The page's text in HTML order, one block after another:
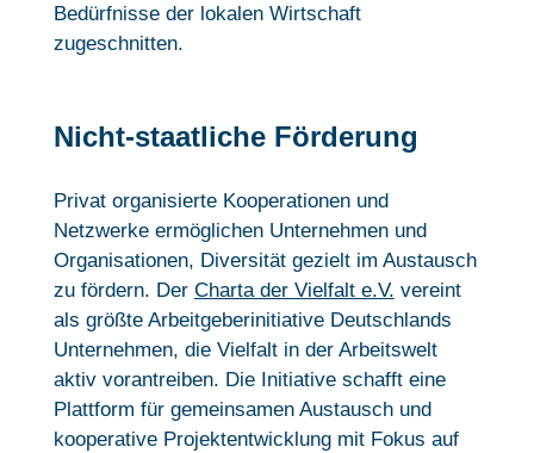
Bedürfnisse der lokalen Wirtschaft
zugeschnitten.
Nicht-staatliche Förderung
Privat organisierte Kooperationen und
Netzwerke ermöglichen Unternehmen und
Organisationen, Diversität gezielt im Austausch
zu fördern. Der Charta der Vielfalt e.V. vereint
als größte Arbeitgeberinitiative Deutschlands
Unternehmen, die Vielfalt in der Arbeitswelt
aktiv vorantreiben. Die Initiative schafft eine
Plattform für gemeinsamen Austausch und
kooperative Projektentwicklung mit Fokus auf